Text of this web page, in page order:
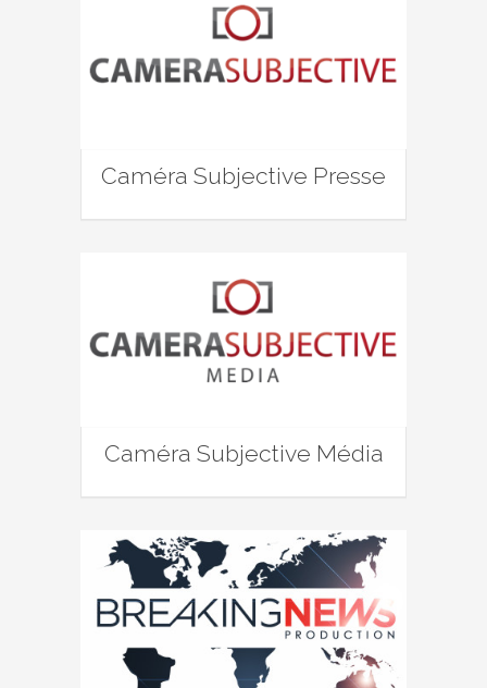
Caméra Subjective Presse
Caméra Subjective Média